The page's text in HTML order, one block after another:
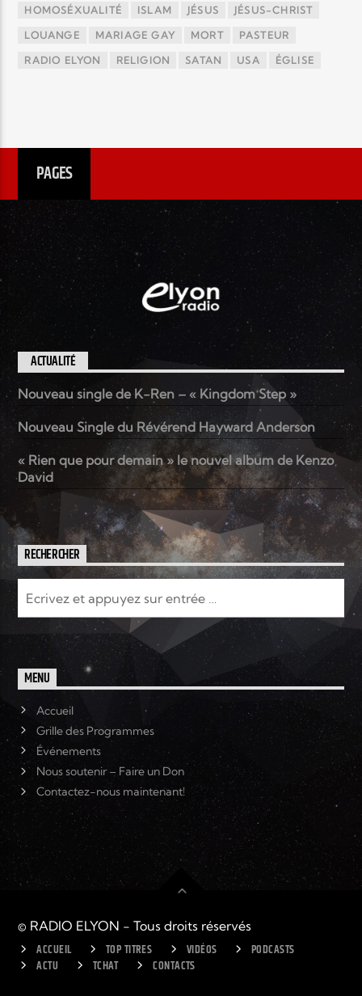
HOMOSÉXUALITÉ ISLAM JÉSUS JÉSUS-CHRIST
LOUANGE MARIAGE GAY MORT PASTEUR
RADIO ELYON RELIGION SATAN USA ÉGLISE
PAGES
ACTUALITÉ
Nouveau single de K-Ren – « Kingdom Step »
Nouveau Single du Révérend Hayward Anderson
« Rien que pour demain » le nouvel album de Kenzo
David
RECHERCHER
MENU
Accueil
Grille des Programmes
Événements
Nous soutenir – Faire un Don
Contactez-nous maintenant!
© RADIO ELYON - Tous droits réservés
ACCUEIL TOP TITRES VIDÉOS
PODCASTS
ACTU
TCHAT CONTACTS